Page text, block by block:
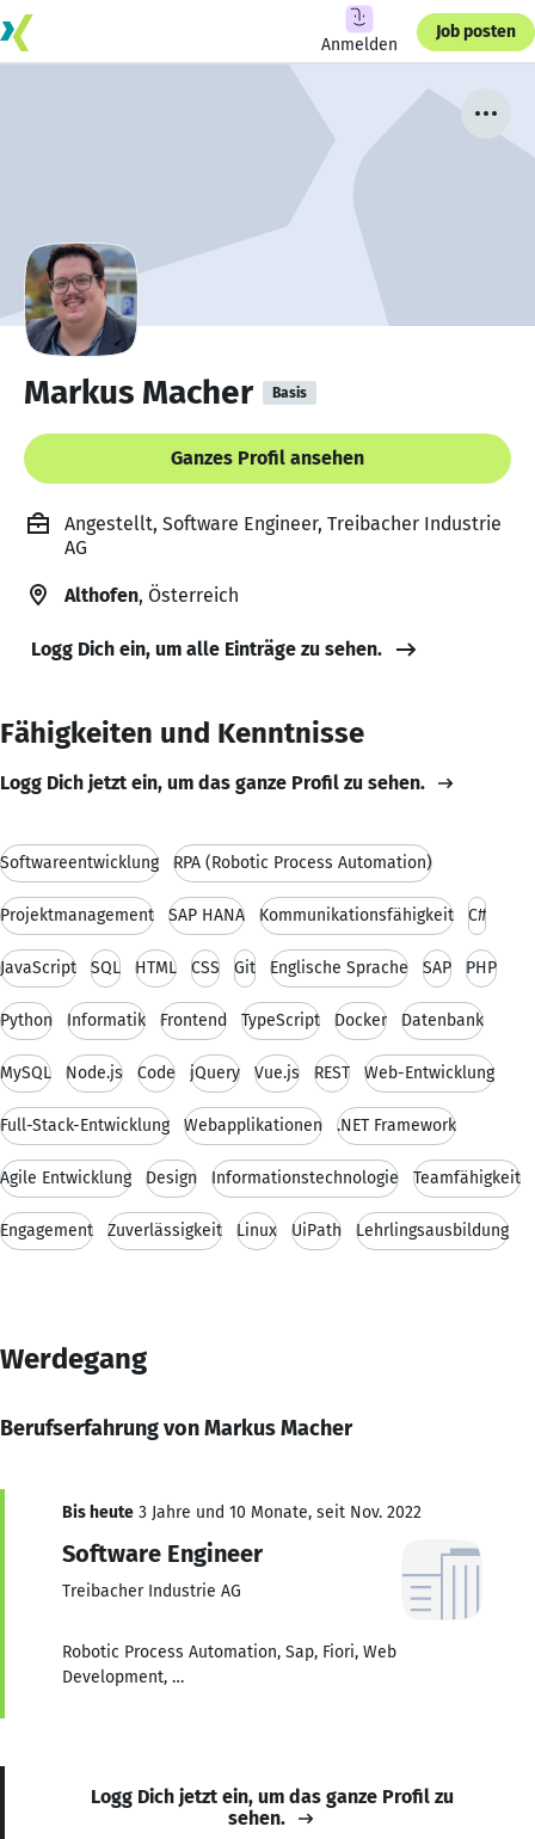
Anmelden
Job posten
Markus Macher Basis
Ganzes Profil ansehen
Angestellt, Software Engineer, Treibacher Industrie
AG
Althofen, Österreich
Logg Dich ein, um alle Einträge zu sehen.
Fähigkeiten und Kenntnisse
Logg Dich jetzt ein, um das ganze Profil zu sehen.
Softwareentwicklung RPA (Robotic Process Automation)
Projektmanagement SAP HANA Kommunikationsfähigkeit C#
JavaScript SQL HTML CSS Git Englische Sprache SAP PHP
Python Informatik Frontend TypeScript Docker Datenbank
MySQL Node.js Code jQuery Vue.js REST Web-Entwicklung
Full-Stack-Entwicklung Webapplikationen .NET Framework
Agile Entwicklung Design Informationstechnologie Teamfähigkeit
Engagement Zuverlässigkeit Linux UiPath Lehrlingsausbildung
Werdegang
Berufserfahrung von Markus Macher
Bis heute 3 Jahre und 10 Monate, seit Nov. 2022
Software Engineer
Treibacher Industrie AG
Robotic Process Automation, Sap, Fiori, Web
Development, …
Logg Dich jetzt ein, um das ganze Profil zu
sehen.